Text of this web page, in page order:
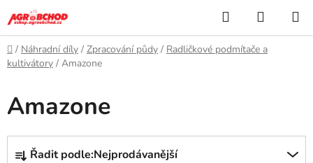
na
obsah
Hledat
KOŠÍK
Domů
/ Náhradní díly / Zpracování půdy / Radličkové podmítače a
kultivátory / Amazone
Amazone
Ř
Řadit podle:Nejprodávanější